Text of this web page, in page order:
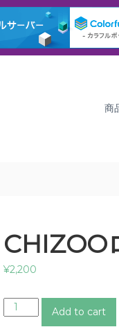
商
CHIZOO
¥2,200
H
Add to cart